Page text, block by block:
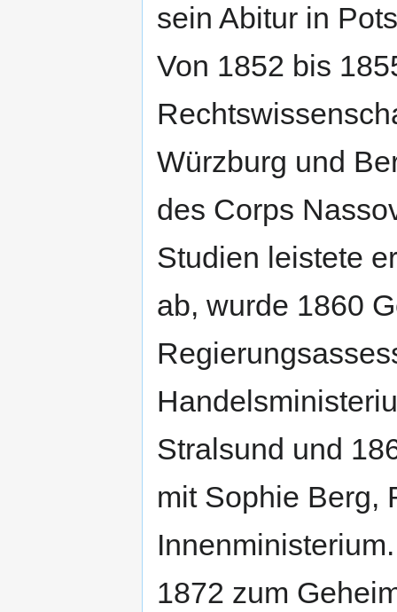
sein Abitur in
Von 1852 bis
Würzburg und
des Corps
Studien leistete
ab, wurde 1860
Stralsund und
mit Sophie Berg,
Innenministerium.
1872 zum